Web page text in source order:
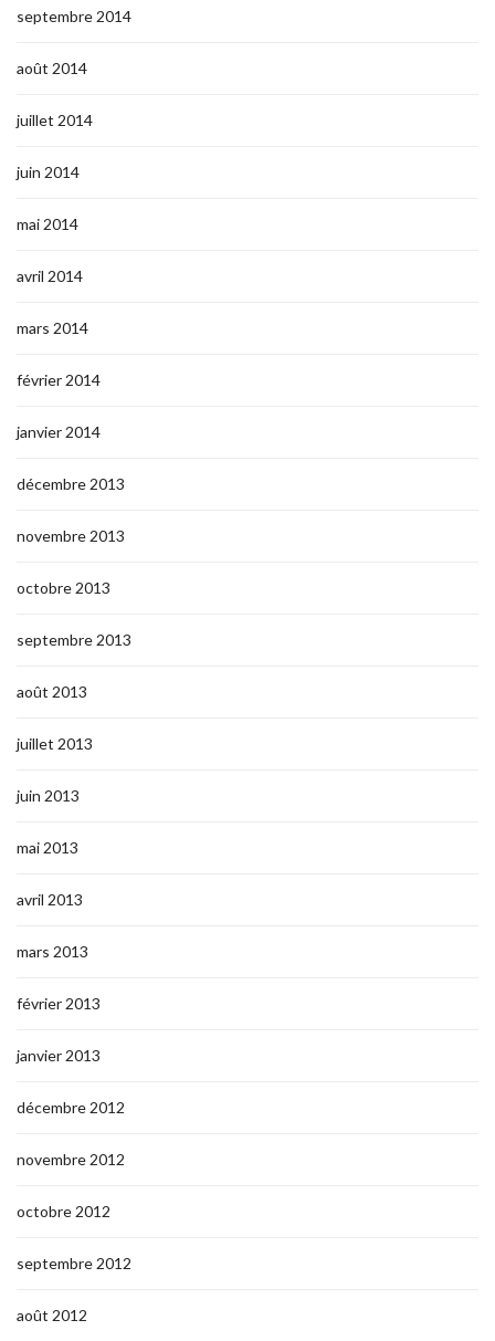
septembre 2014
août 2014
juillet 2014
juin 2014
mai 2014
avril 2014
mars 2014
février 2014
janvier 2014
décembre 2013
novembre 2013
octobre 2013
septembre 2013
août 2013
juillet 2013
juin 2013
mai 2013
avril 2013
mars 2013
février 2013
janvier 2013
décembre 2012
novembre 2012
octobre 2012
septembre 2012
août 2012